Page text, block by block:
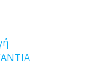
το